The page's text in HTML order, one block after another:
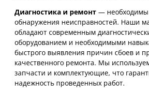
Диагностика и ремонт — необходимы
обнаружения неисправностей. Наши
обладают современным
оборудованием и необходимыми
быстрого выявления причин сбоев и
качественного ремонта. Мы
запчасти и комплектующие, что
надежность проведенных работ.